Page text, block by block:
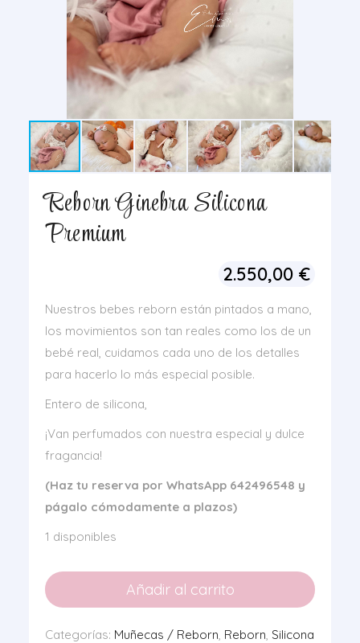
Reborn Ginebra Silicona
Premium
2.550,00 €
Nuestros bebes reborn están pintados a mano,
los movimientos son tan reales como los de un
bebé real, cuidamos cada uno de los detalles
para hacerlo lo más especial posible.
Entero de silicona,
¡Van perfumados con nuestra especial y dulce
fragancia!
(Haz tu reserva por WhatsApp 642496548 y
págalo cómodamente a plazos)
1 disponibles
Añadir al carrito
Categorías: Muñecas / Reborn, Reborn, Silicona